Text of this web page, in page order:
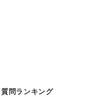
質問ランキング